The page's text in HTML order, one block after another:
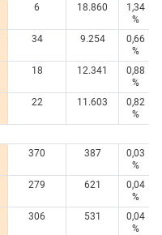
6 18.860
1,34
%
34 9.254
0,66
%
18 12.341
0,88
%
22 11.603
0,82
%
370 387
0,03
%
279 621
0,04
%
306 531
0,04
%